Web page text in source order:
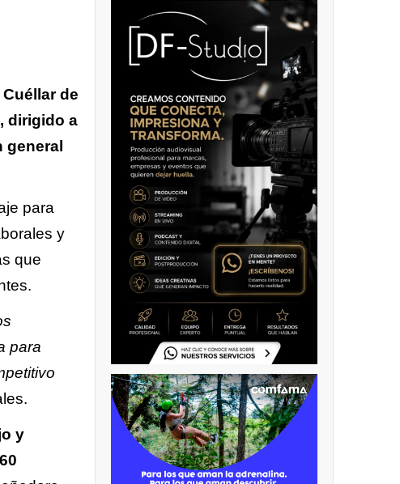
de
dirigido a
general
para
y
que
para
y